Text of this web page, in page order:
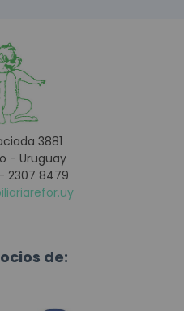
3881
- Uruguay
2307 8479
de: